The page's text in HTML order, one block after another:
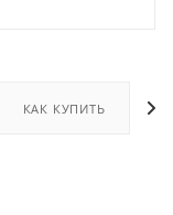
КАК КУПИТЬ